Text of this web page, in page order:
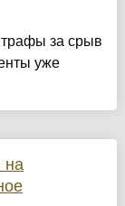
за срыв
уже
на